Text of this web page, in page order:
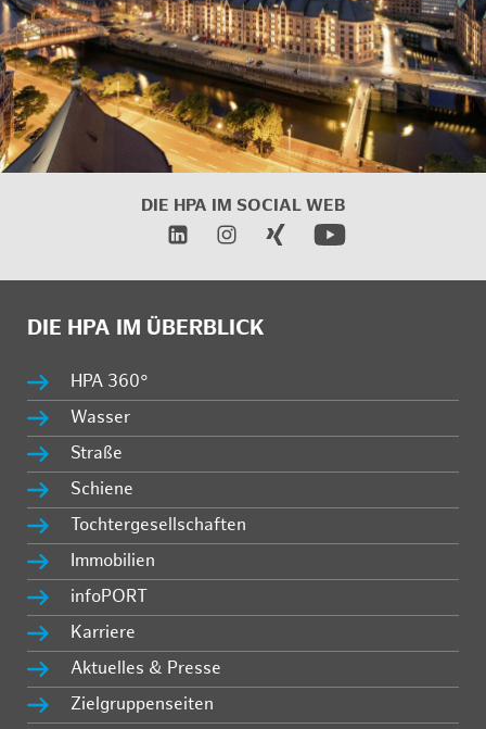
DIE HPA IM SOCIAL WEB
DIE HPA IM ÜBERBLICK
HPA 360°
Wasser
Straße
Schiene
Tochtergesellschaften
Immobilien
infoPORT
Karriere
Aktuelles & Presse
Zielgruppenseiten